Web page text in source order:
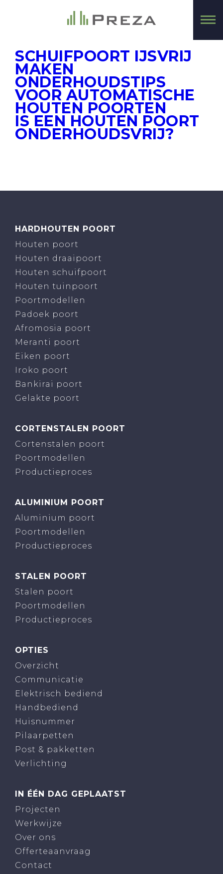
SCHUIFPOORT IJSVRIJ
MAKEN
ONDERHOUDSTIPS
VOOR AUTOMATISCHE
HOUTEN POORTEN
IS EEN HOUTEN POORT
ONDERHOUDSVRIJ?
HARDHOUTEN POORT
Houten poort
Houten draaipoort
Houten schuifpoort
Houten tuinpoort
Poortmodellen
Padoek poort
Afromosia poort
Meranti poort
Eiken poort
Iroko poort
Bankirai poort
Gelakte poort
CORTENSTALEN POORT
Cortenstalen poort
Poortmodellen
Productieproces
ALUMINIUM POORT
Aluminium poort
Poortmodellen
Productieproces
STALEN POORT
Stalen poort
Poortmodellen
Productieproces
OPTIES
Overzicht
Communicatie
Elektrisch bediend
Handbediend
Huisnummer
Pilaarpetten
Post & pakketten
Verlichting
IN ÉÉN DAG GEPLAATST
Projecten
Werkwijze
Over ons
Offerteaanvraag
Contact